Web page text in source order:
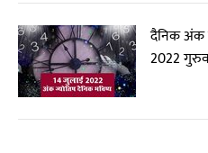
दैनिक अंक
2022